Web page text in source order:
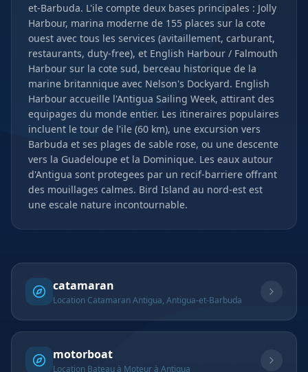
et-Barbuda. L'ile compte deux bases principales : Jolly
Harbour, marina moderne de 155 places sur la cote
ouest avec tous les services (avitaillement, carburant,
restaurants, duty-free), et English Harbour / Falmouth
Harbour sur la cote sud, berceau historique de la
marine britannique avec Nelson's Dockyard. English
Harbour accueille l'Antigua Sailing Week, attirant des
equipages du monde entier. Les itineraires populaires
incluent le tour de l'ile (60 km), une excursion vers
Barbuda et ses plages de sable rose, ou une descente
vers la Guadeloupe et la Dominique. Les eaux autour
d'Antigua sont protegees par un recif-barriere offrant
des mouillages calmes. Bird Island au nord-est est
une escale nature incontournable.
catamaran
Location Catamaran Antigua, Antigua-et-Barbuda
motorboat
Location Bateau à Moteur à Antigua